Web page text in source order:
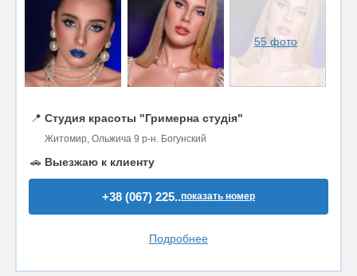
55 фото
📍 Студия красоты "Гримерна студія"
Житомир, Ольжича 9 р-н. Богунский
🚗 Выезжаю к клиенту
+38 (067) 225..показать номер
Подробнее